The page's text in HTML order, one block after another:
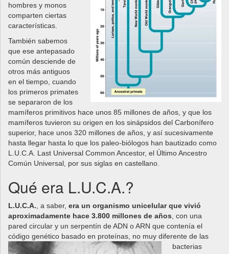
hombres y monos
comparten ciertas
características.
También sabemos
que ese antepasado
común desciende de
otros más antiguos
en el tiempo, cuando
los primeros primates
se separaron de los
mamíferos primitivos hace unos 85 millones de años, y que los
mamíferos tuvieron su origen en los sinápsidos del Carbonífero
superior, hace unos 320 millones de años, y así sucesivamente
hasta llegar hasta lo que los paleo-biólogos han bautizado como
L.U.C.A. Last Universal Common Ancestor, el Último Ancestro
Común Universal, por sus siglas en castellano.
Qué era L.U.C.A.?
L.U.C.A., a saber, era un organismo unicelular que vivió
aproximadamente hace 3.800 millones de años, con una
pared circular y un serpentín de ADN o ARN que contenía el
código genético basado en proteínas, no muy diferente de las
bacterias